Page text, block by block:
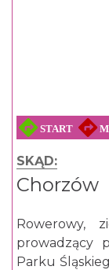
SKĄD:
Chorzów
Rowerowy,
prowadzący
Parku